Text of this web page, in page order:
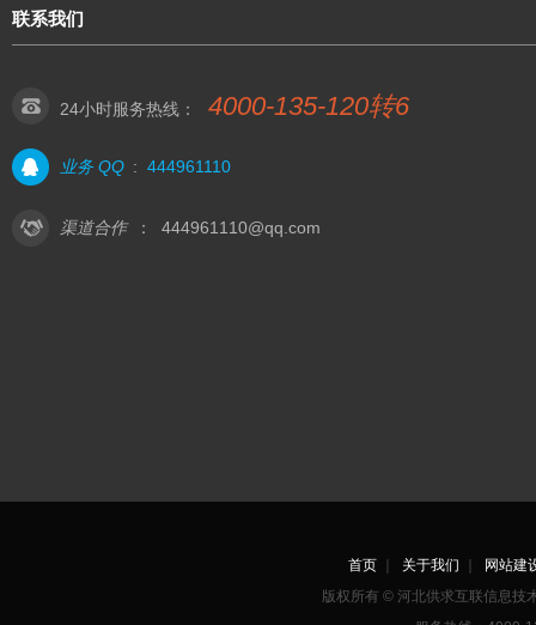
联系我们
24小时服务热线： 4000-135-120转6
业务 QQ : 444961110
渠道合作 ： 444961110@qq.com
首页｜ 关于我们
网站建
版权所有 © 河北供求互联信息